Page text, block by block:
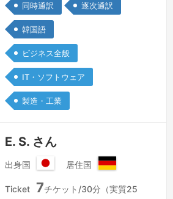
士号をとりました。韓国で、30年間の4
年制大学、教授職を引退した後、いま
は、おもに通訳と翻訳をやっておりま
す。韓国のサムソンなど、大企業の通訳
経験も多数もっております。私の場合
は、工学博士号をもっており、一般通訳
はもちろん、特に、工学など、技術分野
同時通訳 逐次通訳
韓国語
ビジネス全般
IT・ソフトウェア
製造・工業
E. S. さん
出身国
本
居住国
イ
Ticket 7チケット/30分（実質25